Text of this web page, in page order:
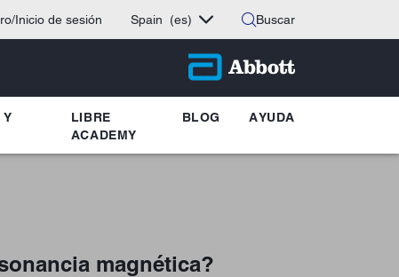
Inicio de sesión Spain (es) Buscar
Y
LIBRE
ACADEMY
BLOG AYUDA
magnética?